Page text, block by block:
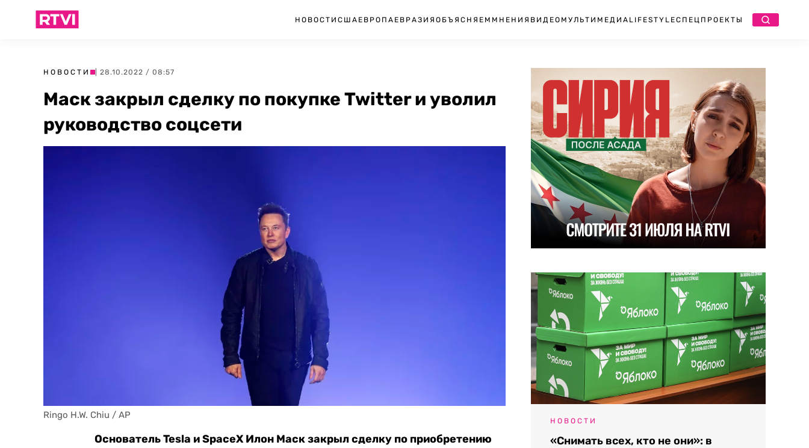
НОВОСТИ США ЕВРОПА ЕВРАЗИЯ ОБЪЯСНЯЕМ МНЕНИЯ ВИДЕО МУЛЬТИМЕДИА LIFESTYLEСПЕЦПРОЕКТЫ
НОВОСТИ | 28.10.2022 / 08:57
Маск закрыл сделку по покупке Twitter и уволил
руководство соцсети
Ringo H.W. Chiu / AP
Основатель Tesla и SpaceX Илон Маскзакрыл сделку по приобретению
НОВОСТИ
«Снимать всех, кто не они»: в